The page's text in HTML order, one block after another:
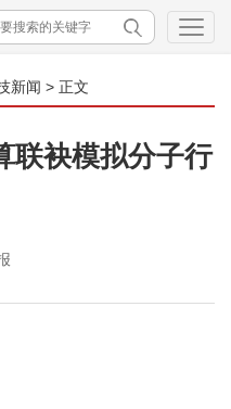
新闻 > 正文
联袂模拟分子行